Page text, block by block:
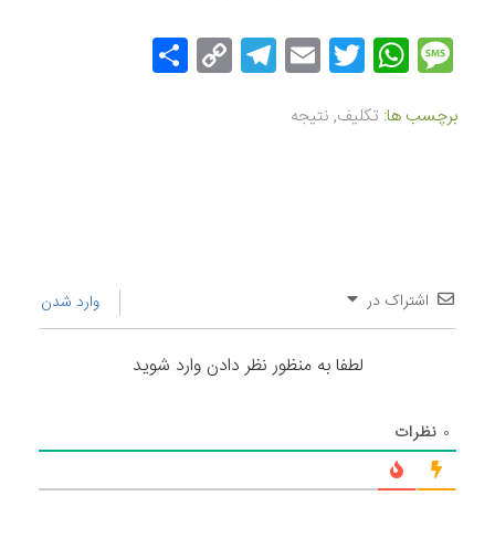
Message
WhatsApp
Twitter
Email
Telegram
Copy
Link
اشتراک
گذاری برچسب ها: تکلیف, نتیجه
اشتراک در وارد شدن
لطفا به منظور نظر دادن وارد شوید
۰ نظرات